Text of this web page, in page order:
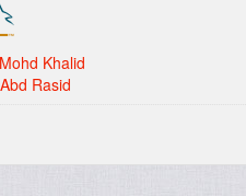
Khalid
Rasid